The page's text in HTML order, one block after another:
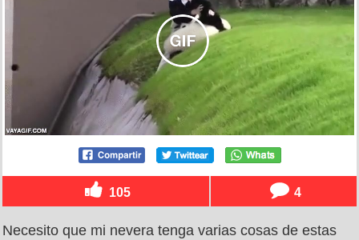
105 4
Necesito que mi nevera tenga varias cosas de estas